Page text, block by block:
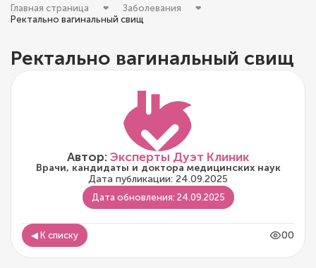
Главная страница
Заболевания
Ректально вагинальный свищ
Ректально вагинальный свищ
Автор:Эксперты Дуэт Клиник
Врачи, кандидаты и доктора медицинских наук
Дата публикации: 24.09.2025
Дата обновления: 24.09.2025
◀ К списку 00